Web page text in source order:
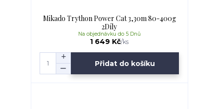
Mikado Trython Power Cat 3,30m 80-400g
2Díly
1 649 Kč/ks
Na objednávku do 5 Dnů
Přidat do košíku